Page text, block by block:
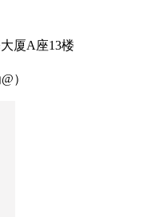
厦A座13楼
）